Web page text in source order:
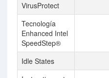
VirusProtect
Tecnología
Enhanced Intel
SpeedStep®
Idle States